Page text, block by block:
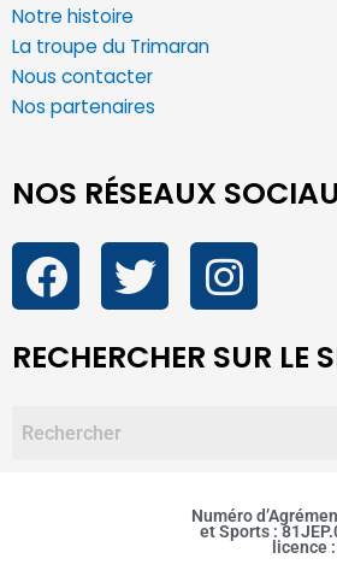
Notre histoire
La troupe du Trimaran
Nous contacter
Nos partenaires
NOS RÉSEAUX
RECHERCHER SUR LE
Numéro
et Sports :
licence